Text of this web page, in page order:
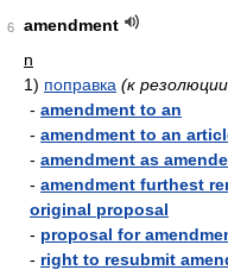
6
amendment
n
1) поправка (к
- amendment to an
- amendment to an
- amendment as
- amendment furthest
original proposal
- proposal for
- right to resubmit